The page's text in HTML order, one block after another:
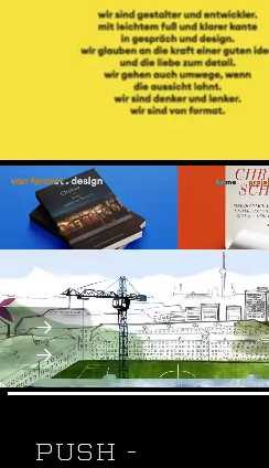
Wir sind Gestalter und
und klarer Kante in Gespräch
Wir sind von format.
Webflow
Webdesign, SEO, SEA
Webseite:
PUSH -